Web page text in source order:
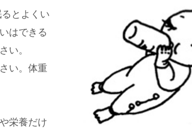
とよくい
はできる
い。
い。体重
栄養だけ